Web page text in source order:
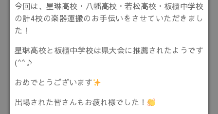
今回は、星琳高校・八幡高校・若松高校・板櫃中学校
の計4校の楽器運搬のお手伝いをさせていただきまし
た！
星琳高校と板櫃中学校は県大会に推薦されたようです
(^^♪
おめでとうございます
出場された皆さんもお疲れ様でした！